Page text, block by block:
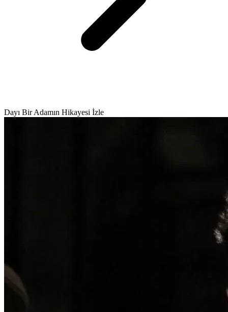
Dayı Bir Adamın Hikayesi İzle